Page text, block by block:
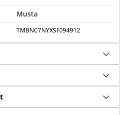
Musta
TMBNC7NYXSF094912